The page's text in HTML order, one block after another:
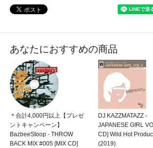
あなたにおすすめの商品
＊合計4,000円以上【プレゼ
ントキャンペーン】
BazbeeStoop - THROW
BACK MIX #005 [MIX CD]
DJ KAZZMATAZZ -
JAPANESE GIRL
CD] Wild Hot
(2019)